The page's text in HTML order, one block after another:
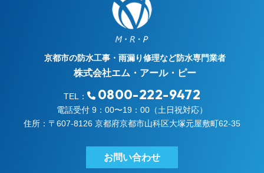
京都市の防水工事・雨漏り修理など防水専門業者
株式会社エム・アール・ピー
TEL： 0800-222-9472
電話受付 9：00〜19：00（土日祝対応）
住所：〒607-8126 京都府京都市山科区大塚元屋敷町62-35
お問い合わせ